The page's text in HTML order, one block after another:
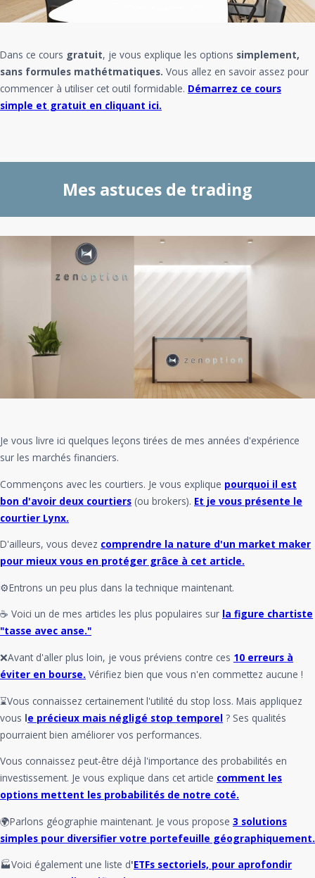
Dans ce cours gratuit, je vous explique les options simplement,
sans formules mathétmatiques. Vous allez en savoir assez pour
commencer à utiliser cet outil formidable. Démarrez ce cours
simple et gratuit en cliquant ici.
Mes astuces de trading
Je vous livre ici quelques leçons tirées de mes années d'expérience
sur les marchés financiers.
Commençons avec les courtiers. Je vous explique pourquoi il est
bon d'avoir deux courtiers (ou brokers). Et je vous présente le
courtier Lynx.
D'ailleurs, vous devez comprendre la nature d'un market maker
pour mieux vous en protéger grâce à cet article.
⚙️Entrons un peu plus dans la technique maintenant.
☕ Voici un de mes articles les plus populaires sur la figure chartiste
"tasse avec anse."
❌Avant d'aller plus loin, je vous préviens contre ces 10 erreurs à
éviter en bourse. Vérifiez bien que vous n'en commettez aucune !
⌛Vous connaissez certainement l'utilité du stop loss. Mais appliquez
vous le précieux mais négligé stop temporel ? Ses qualités
pourraient bien améliorer vos performances.
Vous connaissez peut-être déjà l'importance des probabilités en
investissement. Je vous explique dans cet article comment les
options mettent les probabilités de notre coté.
🌍Parlons géographie maintenant. Je vous propose 3 solutions
simples pour diversifier votre portefeuille géographiquement.
🏭Voici également une liste d'ETFs sectoriels, pour aprofondir